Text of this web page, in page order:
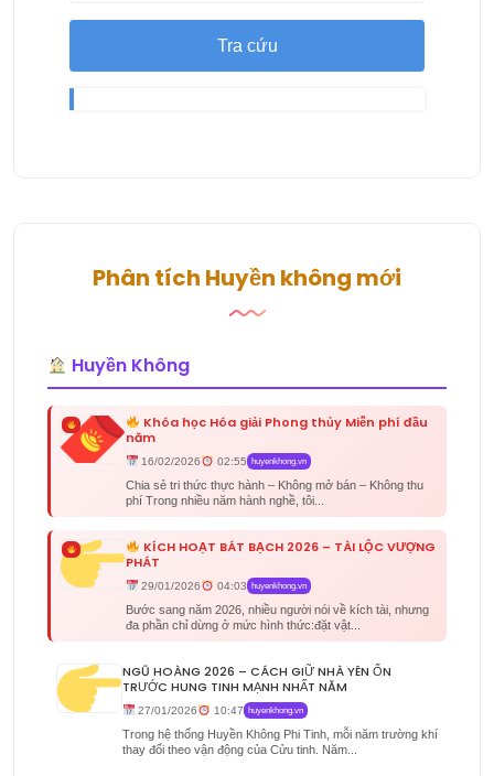
Tra cứu
Phân tích Huyền không mới
Huyền Không
Khóa học Hóa giải Phong thủy Miễn phí đầu
năm
16/02/2026 02:55 huyenkhong.vn
Chia sẻ tri thức thực hành – Không mở bán – Không thu
phí Trong nhiều năm hành nghề, tôi...
KÍCH HOẠT BÁT BẠCH 2026 – TÀI LỘC VƯỢNG
PHÁT
29/01/2026 04:03 huyenkhong.vn
Bước sang năm 2026, nhiều người nói về kích tài, nhưng
đa phần chỉ dừng ở mức hình thức:đặt vật...
NGŨ HOÀNG 2026 – CÁCH GIỮ NHÀ YÊN ỔN
TRƯỚC HUNG TINH MẠNH NHẤT NĂM
27/01/2026 10:47 huyenkhong.vn
Trong hệ thống Huyền Không Phi Tinh, mỗi năm trường khí
thay đổi theo vận động của Cửu tinh. Năm...